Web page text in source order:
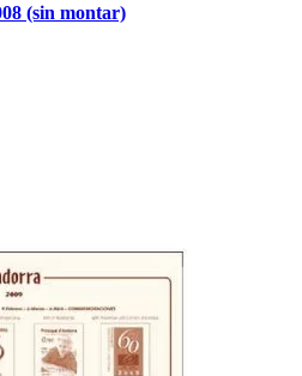
(sin montar)